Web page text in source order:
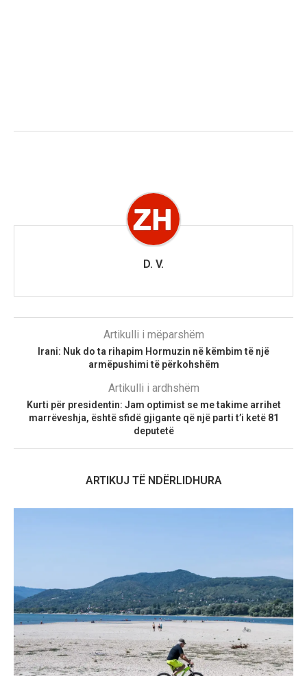
D. V.
Artikulli i mëparshëm
Irani: Nuk do ta rihapim Hormuzin në këmbim të një
armëpushimi të përkohshëm
Artikulli i ardhshëm
Kurti për presidentin: Jam optimist se me takime arrihet
marrëveshja, është sfidë gjigante që një parti t’i ketë 81
deputetë
ARTIKUJ TË NDËRLIDHURA